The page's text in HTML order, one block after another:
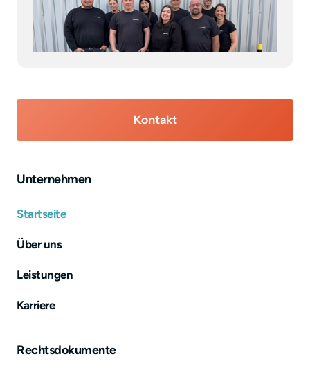
Kontakt
Unternehmen
Startseite
Über uns
Leistungen
Karriere
Rechtsdokumente